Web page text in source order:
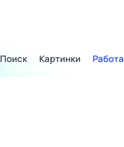
Поиск Картинки Работа